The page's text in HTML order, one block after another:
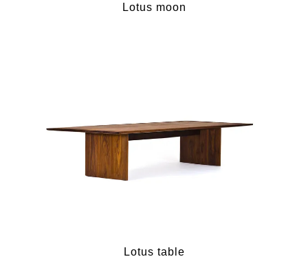
Lotus moon
Lotus table